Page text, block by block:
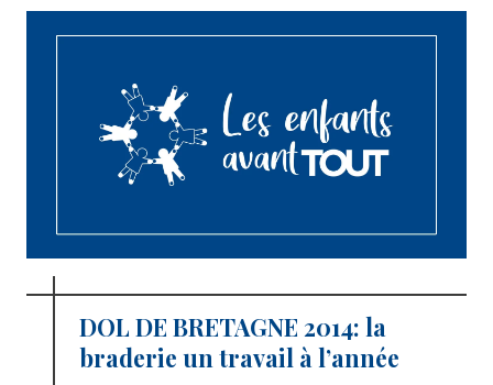
DOL DE BRETAGNE 2014: la
braderie un travail à l’année